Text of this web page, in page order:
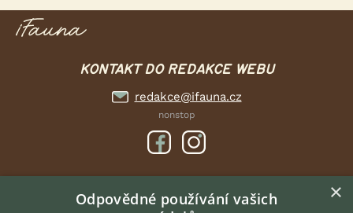
KONTAKT DO REDAKCE WEBU
redakce@ifauna.cz
nonstop
DOMOVSKÁ STRÁNKA
×
Odpovědné používání vašich